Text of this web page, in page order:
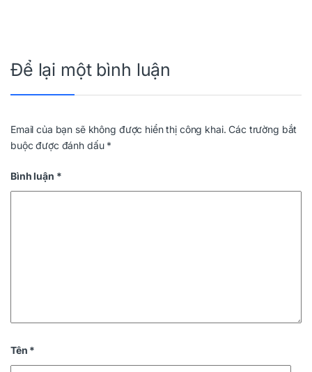
Để lại một bình luận
Email của bạn sẽ không được hiển thị công khai. Các trường bắt
buộc được đánh dấu *
Bình luận *
Tên *